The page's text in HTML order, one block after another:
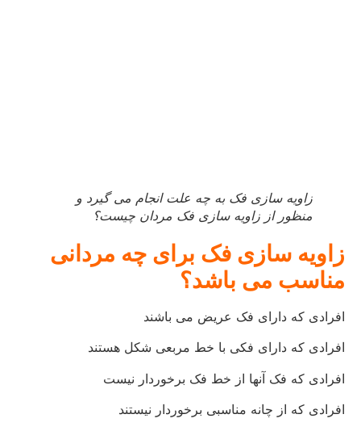
زاویه سازی فک به چه علت انجام می گیرد و
منظور از زاویه سازی فک مردان چیست؟
زاویه سازی فک برای چه مردانی
مناسب می باشد؟
افرادی که دارای فک عریض می باشند
افرادی که دارای فکی با خط مربعی شکل هستند
افرادی که فک آنها از خط فک برخوردار نیست
افرادی که از چانه مناسبی برخوردار نیستند